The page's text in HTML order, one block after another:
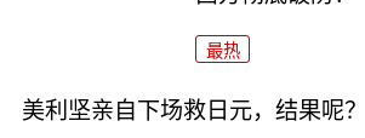
最热
美利坚亲自下场救日元，结果呢